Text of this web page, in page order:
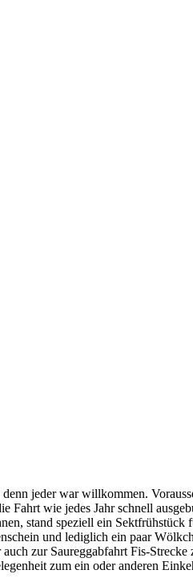
jeder war willkommen.
Fahrt wie jedes Jahr schnell
stand speziell ein
und lediglich ein paar
zur Saureggabfahrt Fis-Strecke
zum ein oder anderen